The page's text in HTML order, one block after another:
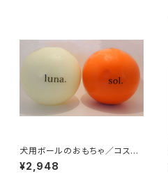
犬用ボールのおもちゃ／コスモ
スボール
¥2,948